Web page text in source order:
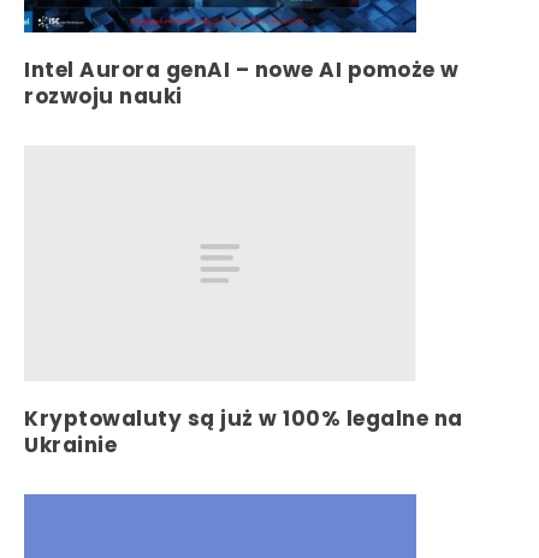
Intel Aurora genAI – nowe AI pomoże w
rozwoju nauki
Kryptowaluty są już w 100% legalne na
Ukrainie